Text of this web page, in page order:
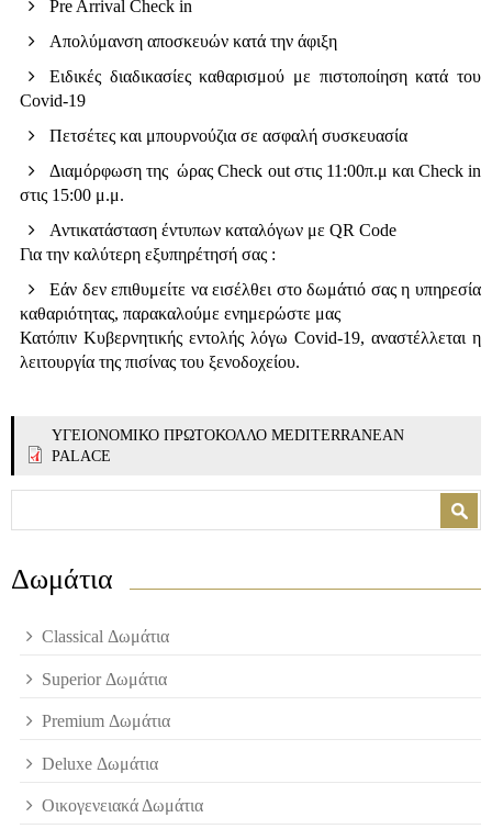
Pre Arrival Check in
Απολύμανση αποσκευών κατά την άφιξη
Ειδικές διαδικασίες καθαρισμού με πιστοποίηση κατά του
Covid-19
Πετσέτες και μπουρνούζια σε ασφαλή συσκευασία
Διαμόρφωση της ώρας Check out στις 11:00π.μ και Check in
στις 15:00 μ.μ.
Αντικατάσταση έντυπων καταλόγων με QR Code
Για την καλύτερη εξυπηρέτησή σας :
Εάν δεν επιθυμείτε να εισέλθει στο δωμάτιό σας η υπηρεσία
καθαριότητας, παρακαλούμε ενημερώστε μας
Κατόπιν Κυβερνητικής εντολής λόγω Covid-19, αναστέλλεται η
λειτουργία της πισίνας του ξενοδοχείου.
ΥΓΕΙΟΝΟΜΙΚΟ ΠΡΩΤΟΚΟΛΛΟ MEDITERRANEAN
PALACE
Δωμάτια
Classical Δωμάτια
Superior Δωμάτια
Premium Δωμάτια
Deluxe Δωμάτια
Οικογενειακά Δωμάτια